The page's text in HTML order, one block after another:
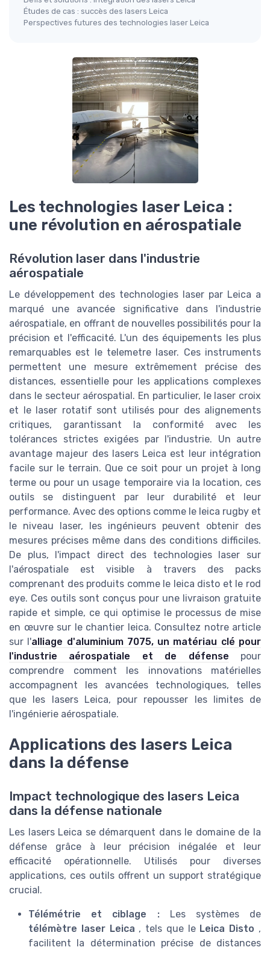
Études de cas : succès des lasers Leica
Perspectives futures des technologies laser Leica
Les technologies laser Leica :
une révolution en aérospatiale
Révolution laser dans l'industrie
aérospatiale
Le développement des technologies laser par Leica a
marqué une avancée significative dans l'industrie
aérospatiale, en offrant de nouvelles possibilités pour la
précision et l'efficacité. L'un des équipements les plus
remarquables est le telemetre laser. Ces instruments
permettent une mesure extrêmement précise des
distances, essentielle pour les applications complexes
dans le secteur aérospatial. En particulier, le laser croix
et le laser rotatif sont utilisés pour des alignements
critiques, garantissant la conformité avec les
tolérances strictes exigées par l'industrie. Un autre
avantage majeur des lasers Leica est leur intégration
facile sur le terrain. Que ce soit pour un projet à long
terme ou pour un usage temporaire via la location, ces
outils se distinguent par leur durabilité et leur
performance. Avec des options comme le leica rugby et
le niveau laser, les ingénieurs peuvent obtenir des
mesures précises même dans des conditions difficiles.
De plus, l'impact direct des technologies laser sur
l'aérospatiale est visible à travers des packs
comprenant des produits comme le leica disto et le rod
eye. Ces outils sont conçus pour une livraison gratuite
rapide et simple, ce qui optimise le processus de mise
en œuvre sur le chantier leica. Consultez notre article
sur l'alliage d'aluminium 7075, un matériau clé pour
l'industrie aérospatiale et de défense pour
comprendre comment les innovations matérielles
accompagnent les avancées technologiques, telles
que les lasers Leica, pour repousser les limites de
l'ingénierie aérospatiale.
Applications des lasers Leica
dans la défense
Impact technologique des lasers Leica
dans la défense nationale
Les lasers Leica se démarquent dans le domaine de la
défense grâce à leur précision inégalée et leur
efficacité opérationnelle. Utilisés pour diverses
applications, ces outils offrent un support stratégique
crucial.
Télémétrie et ciblage :Les systèmes de
télémètre laser Leica , tels que le Leica Disto ,
facilitent la détermination précise de distances